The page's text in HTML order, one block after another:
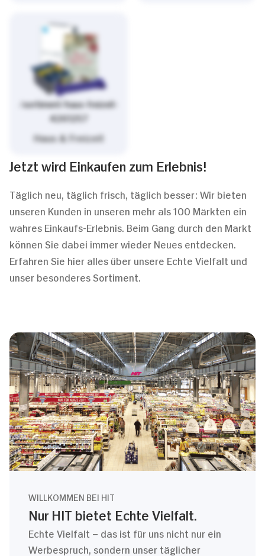
/sortiment/haus-freizeit-
4261257
Haus & Freizeit
Jetzt wird Einkaufen zum Erlebnis!
Täglich neu, täglich frisch, täglich besser: Wir bieten
unseren Kunden in unseren mehr als 100 Märkten ein
wahres Einkaufs-Erlebnis. Beim Gang durch den Markt
können Sie dabei immer wieder Neues entdecken.
Erfahren Sie hier alles über unsere Echte Vielfalt und
unser besonderes Sortiment.
WILLKOMMEN BEI HIT
Nur HIT bietet Echte Vielfalt.
Echte Vielfalt – das ist für uns nicht nur ein
Werbespruch, sondern unser täglicher